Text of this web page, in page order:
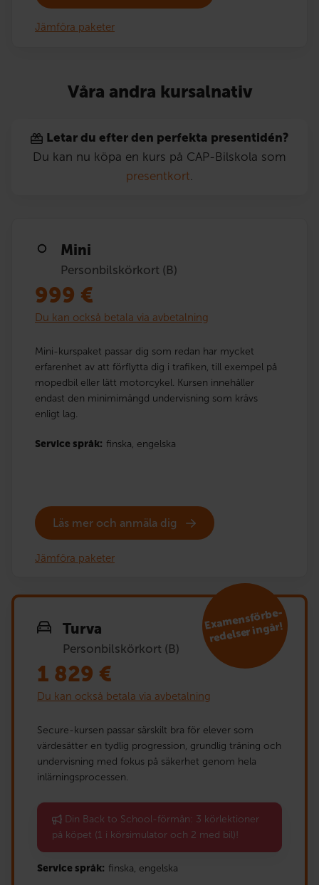
Jämföra paketer
Våra andra kursalnativ
Letar du efter den perfekta presentidén?
Du kan nu köpa en kurs på CAP-Bilskola som
presentkort
Mini
Personbilskörkort (B)
999 €
Du kan också betala via avbetalning
Mini-kurspaket passar dig som redan har mycket
erfarenhet av att förflytta dig i trafiken, till exempel på
mopedbil eller lätt motorcykel. Kursen innehåller
endast den minimimängd undervisning som krävs
enligt lag.
Service språk: finska, engelska
Läs mer och anmäla dig
Jämföra paketer
Turva
Personbilskörkort (B)
E
xa
mensförbe­
redelser ingår!
1 829 €
Du kan också betala via avbetalning
Secure-kursen passar särskilt bra för elever som
värdesätter en tydlig progression, grundlig träning och
undervisning med fokus på säkerhet genom hela
inlärningsprocessen.
Din Back to School-förmån: 3 körlektioner
på köpet (1 i körsimulator och 2 med bil)!
Service språk: finska, engelska